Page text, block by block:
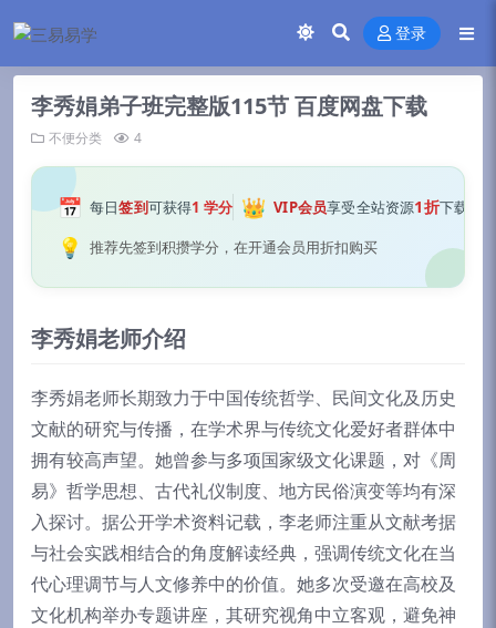
登录
李秀娟弟子班完整版115节 百度网盘下载
不便分类 4
📅 每日签到可获得1 学分 👑 VIP会员享受全站资源1折下载
💡 推荐先签到积攒学分，在开通会员用折扣购买
李秀娟老师介绍
李秀娟老师长期致力于中国传统哲学、民间文化及历史
文献的研究与传播，在学术界与传统文化爱好者群体中
拥有较高声望。她曾参与多项国家级文化课题，对《周
易》哲学思想、古代礼仪制度、地方民俗演变等均有深
入探讨。据公开学术资料记载，李老师注重从文献考据
与社会实践相结合的角度解读经典，强调传统文化在当
代心理调节与人文修养中的价值。她多次受邀在高校及
文化机构举办专题讲座，其研究视角中立客观，避免神